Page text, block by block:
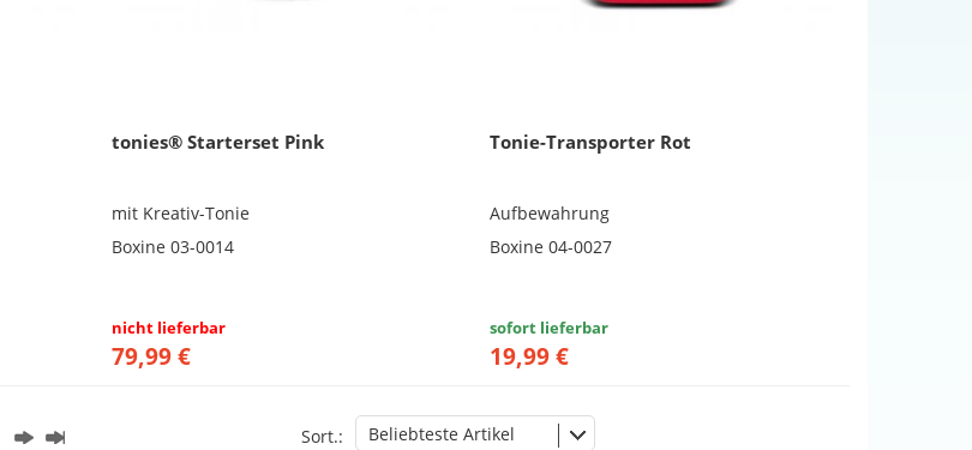
tonies® Starterset Pink
mit Kreativ-Tonie
Boxine 03-0014
nicht lieferbar
79,99 €
Tonie-Transporter Rot
Aufbewahrung
Boxine 04-0027
sofort lieferbar
19,99 €
Sort.: Beliebteste Artikel